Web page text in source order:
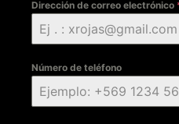
Dirección de correo electrónico
Número de teléfono